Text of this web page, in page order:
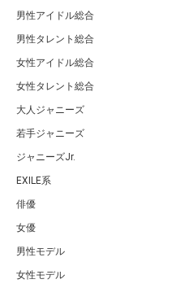
男性アイドル総合
男性タレント総合
女性アイドル総合
女性タレント総合
大人ジャニーズ
若手ジャニーズ
ジャニーズJr.
EXILE系
俳優
女優
男性モデル
女性モデル